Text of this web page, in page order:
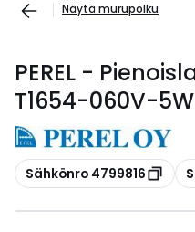
Näytä murupolku
PEREL -
T1654-060V-5W
Kopioi
Sähkönro 4799816